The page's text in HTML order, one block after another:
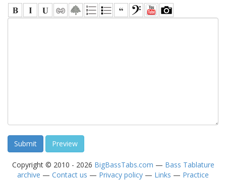
Copyright © 2010 - 2026 BigBassTabs.com — Bass Tablature
archive — Contact us — Privacy policy — Links — Practice